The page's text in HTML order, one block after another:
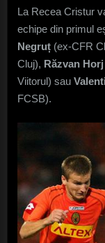
La Recea Cristur
echipe din primul
Negruț (ex-CFR
Cluj), Răzvan Horj
Viitorul) sau
FCSB).